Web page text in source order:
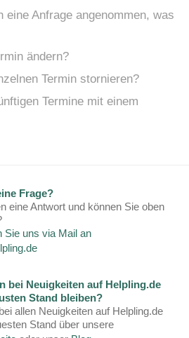
eine Anfrage angenommen, was
ändern?
Termin stornieren?
Termine mit einem
Frage?
eine Antwort und können Sie oben
Sie uns via Mail an
bei Neuigkeiten auf Helpling.de
Stand bleiben?
allen Neuigkeiten auf Helpling.de
Stand über unsere